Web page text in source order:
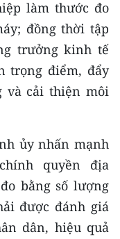
làm thước đo
đồng thời tập
trưởng kinh tế
trọng điểm, đẩy
và cải thiện môi
ủy nhấn mạnh
quyền địa
bằng số lượng
được đánh giá
dân, hiệu quả